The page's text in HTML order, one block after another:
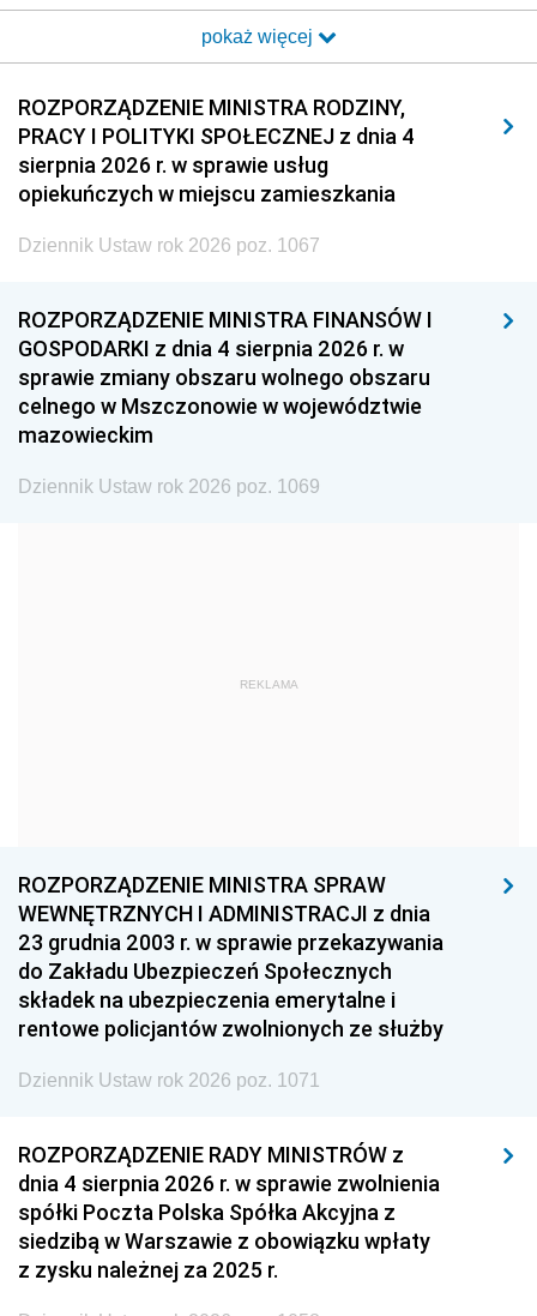
2017 2016 2015
2014 2013 2012
2011 2010 2009
2008 2007 2006
2005 2004 2003
1996 1995 1994
1993 1992 1991
1990 1989 1988
1987
1984 1983
1957 1956 1955
1954 1953 1952
1951 1950 1949
1948 1947 1946
1937
1932 1931 1930
1929 1928 1927
1926 1925
1923 1922
pokaż więcej
ROZPORZĄDZENIE MINISTRA RODZINY,
PRACY I POLITYKI SPOŁECZNEJ z dnia 4
sierpnia 2026 r. w sprawie usług
opiekuńczych w miejscu zamieszkania
Dziennik Ustaw rok 2026 poz. 1067
ROZPORZĄDZENIE MINISTRA FINANSÓW I
GOSPODARKI z dnia 4 sierpnia 2026 r. w
sprawie zmiany obszaru wolnego obszaru
celnego w Mszczonowie w województwie
mazowieckim
Dziennik Ustaw rok 2026 poz. 1069
REKLAMA
ROZPORZĄDZENIE MINISTRA SPRAW
WEWNĘTRZNYCH I ADMINISTRACJI z dnia
23 grudnia 2003 r. w sprawie przekazywania
do Zakładu Ubezpieczeń Społecznych
składek na ubezpieczenia emerytalne i
rentowe policjantów zwolnionych ze służby
Dziennik Ustaw rok 2026 poz. 1071
ROZPORZĄDZENIE RADY MINISTRÓW z
dnia 4 sierpnia 2026 r. w sprawie zwolnienia
spółki Poczta Polska Spółka Akcyjna z
siedzibą w Warszawie z obowiązku wpłaty
z zysku należnej za 2025 r.